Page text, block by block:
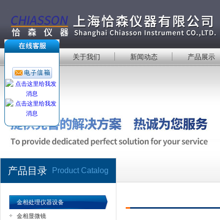
关于我们 新闻动态 产品展示
产品目录 Product Catalog
金相处理仪器设备
金相显微镜